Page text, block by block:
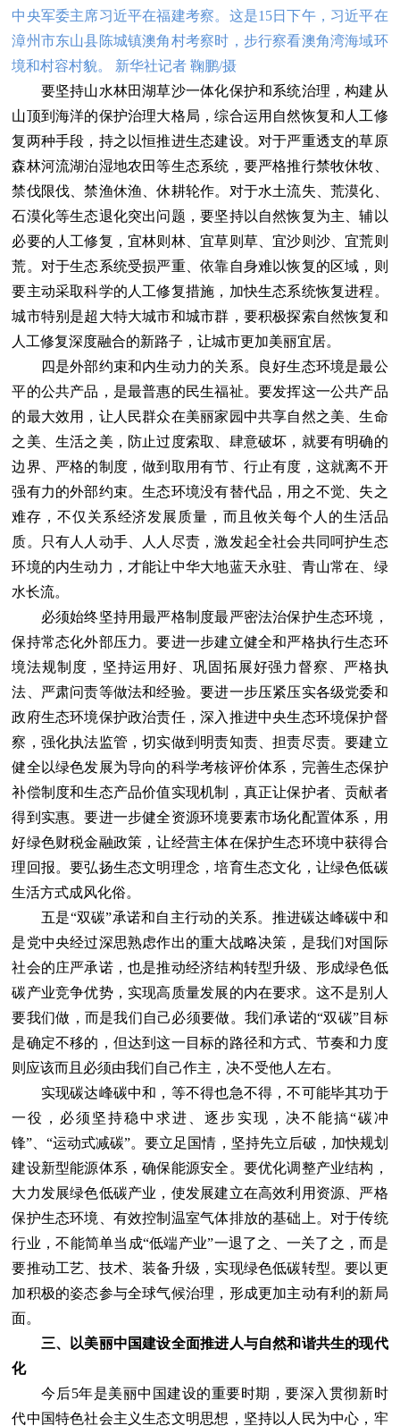
中央军委主席习近平在福建考察。这是15日下午，习近平在
漳州市东山县陈城镇澳角村考察时，步行察看澳角湾海域环
境和村容村貌。 新华社记者 鞠鹏/摄
要坚持山水林田湖草沙一体化保护和系统治理，构建从
山顶到海洋的保护治理大格局，综合运用自然恢复和人工修
复两种手段，持之以恒推进生态建设。对于严重透支的草原
森林河流湖泊湿地农田等生态系统，要严格推行禁牧休牧、
禁伐限伐、禁渔休渔、休耕轮作。对于水土流失、荒漠化、
石漠化等生态退化突出问题，要坚持以自然恢复为主、辅以
必要的人工修复，宜林则林、宜草则草、宜沙则沙、宜荒则
荒。对于生态系统受损严重、依靠自身难以恢复的区域，则
要主动采取科学的人工修复措施，加快生态系统恢复进程。
城市特别是超大特大城市和城市群，要积极探索自然恢复和
人工修复深度融合的新路子，让城市更加美丽宜居。
四是外部约束和内生动力的关系。良好生态环境是最公
平的公共产品，是最普惠的民生福祉。要发挥这一公共产品
的最大效用，让人民群众在美丽家园中共享自然之美、生命
之美、生活之美，防止过度索取、肆意破坏，就要有明确的
边界、严格的制度，做到取用有节、行止有度，这就离不开
强有力的外部约束。生态环境没有替代品，用之不觉、失之
难存，不仅关系经济发展质量，而且攸关每个人的生活品
质。只有人人动手、人人尽责，激发起全社会共同呵护生态
环境的内生动力，才能让中华大地蓝天永驻、青山常在、绿
水长流。
必须始终坚持用最严格制度最严密法治保护生态环境，
保持常态化外部压力。要进一步建立健全和严格执行生态环
境法规制度，坚持运用好、巩固拓展好强力督察、严格执
法、严肃问责等做法和经验。要进一步压紧压实各级党委和
政府生态环境保护政治责任，深入推进中央生态环境保护督
察，强化执法监管，切实做到明责知责、担责尽责。要建立
健全以绿色发展为导向的科学考核评价体系，完善生态保护
补偿制度和生态产品价值实现机制，真正让保护者、贡献者
得到实惠。要进一步健全资源环境要素市场化配置体系，用
好绿色财税金融政策，让经营主体在保护生态环境中获得合
理回报。要弘扬生态文明理念，培育生态文化，让绿色低碳
生活方式成风化俗。
五是“双碳”承诺和自主行动的关系。推进碳达峰碳中和
是党中央经过深思熟虑作出的重大战略决策，是我们对国际
社会的庄严承诺，也是推动经济结构转型升级、形成绿色低
碳产业竞争优势，实现高质量发展的内在要求。这不是别人
要我们做，而是我们自己必须要做。我们承诺的“双碳”目标
是确定不移的，但达到这一目标的路径和方式、节奏和力度
则应该而且必须由我们自己作主，决不受他人左右。
实现碳达峰碳中和，等不得也急不得，不可能毕其功于
一役，必须坚持稳中求进、逐步实现，决不能搞“碳冲
锋”、“运动式减碳”。要立足国情，坚持先立后破，加快规划
建设新型能源体系，确保能源安全。要优化调整产业结构，
大力发展绿色低碳产业，使发展建立在高效利用资源、严格
保护生态环境、有效控制温室气体排放的基础上。对于传统
行业，不能简单当成“低端产业”一退了之、一关了之，而是
要推动工艺、技术、装备升级，实现绿色低碳转型。要以更
加积极的姿态参与全球气候治理，形成更加主动有利的新局
面。
三、以美丽中国建设全面推进人与自然和谐共生的现代
化
今后5年是美丽中国建设的重要时期，要深入贯彻新时
代中国特色社会主义生态文明思想，坚持以人民为中心，牢